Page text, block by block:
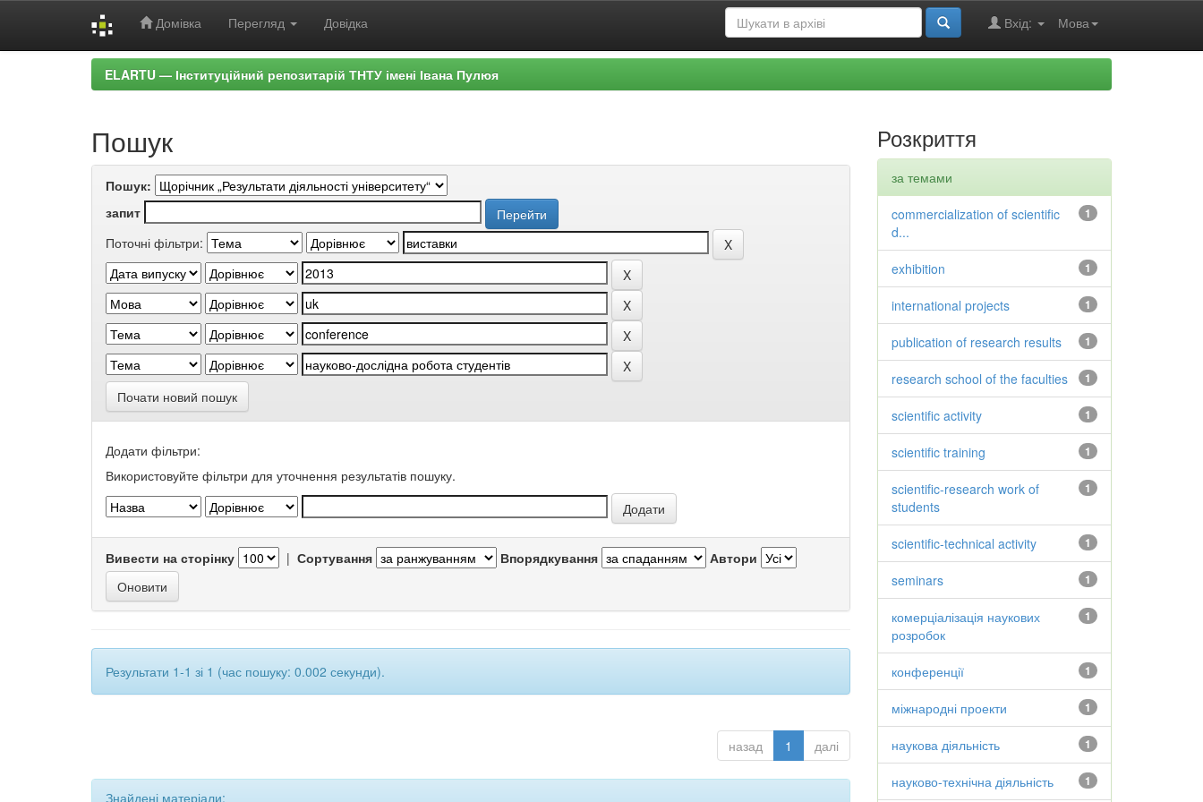
Домівка Перегляд Довідка Мова
Вхід:
ELARTU — Інституційний репозитарій ТНТУ імені Івана Пулюя
Пошук
Пошук:
запит
Поточні фільтри:
Почати новий пошук
Додати фільтри:
Використовуйте фільтри для уточнення результатів пошуку.
Вивести на сторінку | Сортування Впорядкування Автори
Результати 1-1 зі 1 (час пошуку: 0.002 секунди).
назад 1 далі
Знайдені матеріали:
Розкриття
за темами
1
commercialization of scientific
d...
1
exhibition
1
international projects
1
publication of research results
1
research school of the faculties
1
scientific activity
1
scientific training
1
scientific-research work of
students
1
scientific-technical activity
1
seminars
1
комерціалізація наукових
розробок
1
конференції
1
міжнародні проекти
1
наукова діяльність
1
науково-технічна діяльність